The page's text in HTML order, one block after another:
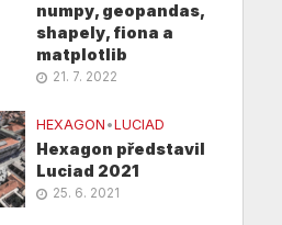
numpy, geopandas,
shapely, fiona a
matplotlib
21. 7. 2022
HEXAGON •LUCIAD
Hexagon představil
Luciad 2021
25. 6. 2021